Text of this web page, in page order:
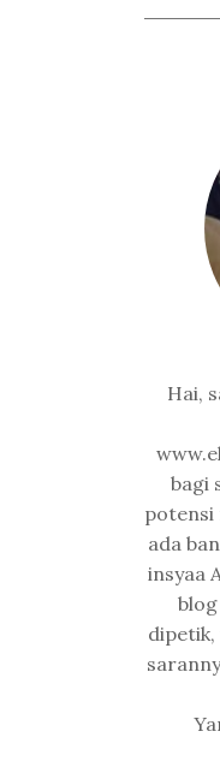
Hai,
bagi
potensi
ada
insyaa
dipetik,